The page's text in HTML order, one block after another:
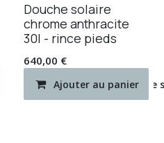
Ajouter à la liste de
Douche solaire
chrome anthracite
30l - rince pieds
640,00 €
Ajouter au panier